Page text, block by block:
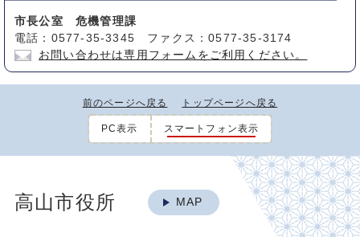
市長公室 危機管理課
電話：0577-35-3345 ファクス：0577-35-3174
お問い合わせは専用フォームをご利用ください。
前のページへ戻る トップページへ戻る
PC表示 スマートフォン表示
高山市役所 MAP